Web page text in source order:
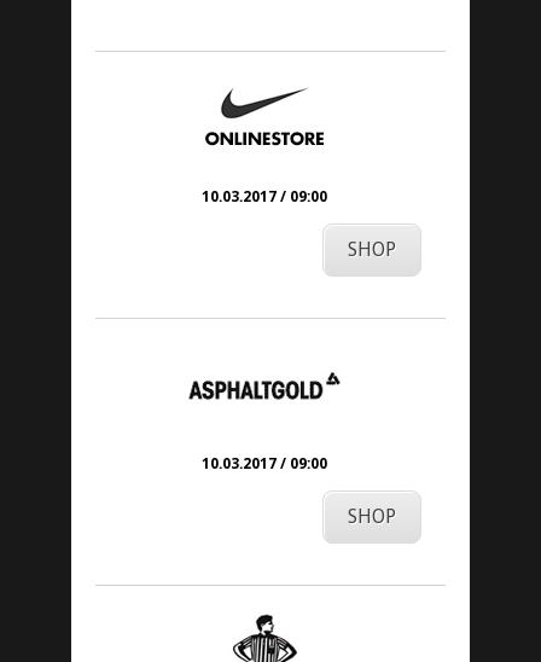
10.03.2017 / 09:00
SHOP
10.03.2017 / 09:00
SHOP